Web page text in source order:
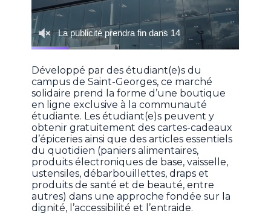
Développé par des étudiant(e)s du
campus de Saint-Georges, ce marché
solidaire prend la forme d’une boutique
en ligne exclusive à la communauté
étudiante. Les étudiant(e)s peuvent y
obtenir gratuitement des cartes-cadeaux
d’épiceries ainsi que des articles essentiels
du quotidien (paniers alimentaires,
produits électroniques de base, vaisselle,
ustensiles, débarbouillettes, draps et
produits de santé et de beauté, entre
autres) dans une approche fondée sur la
dignité, l’accessibilité et l’entraide.